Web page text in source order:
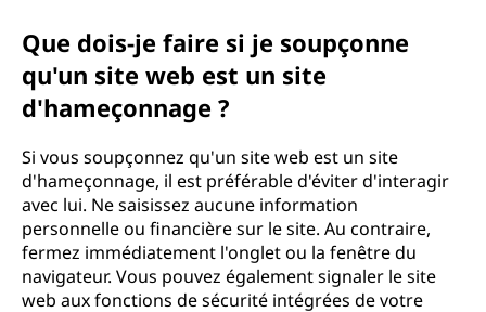
Que dois-je faire si je soupçonne
qu'un site web est un site
d'hameçonnage ?
Si vous soupçonnez qu'un site web est un site
d'hameçonnage, il est préférable d'éviter d'interagir
avec lui. Ne saisissez aucune information
personnelle ou financière sur le site. Au contraire,
fermez immédiatement l'onglet ou la fenêtre du
navigateur. Vous pouvez également signaler le site
web aux fonctions de sécurité intégrées de votre